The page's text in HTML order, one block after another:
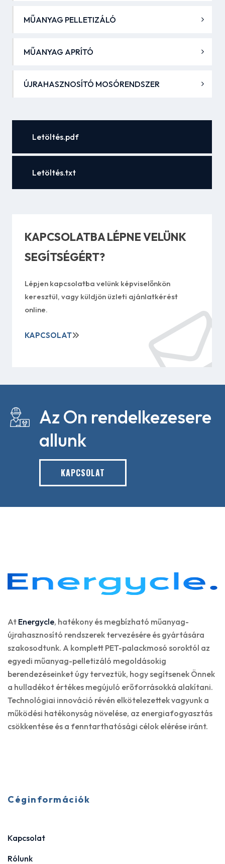
MŰANYAG PELLETIZÁLÓ
MŰANYAG APRÍTÓ
ÚJRAHASZNOSÍTÓ MOSÓRENDSZER
Letöltés.pdf
Letöltés.txt
KAPCSOLATBA LÉPNE VELÜNK
SEGÍTSÉGÉRT?
Lépjen kapcsolatba velünk képviselőnkön
keresztül, vagy küldjön üzleti ajánlatkérést
online.
KAPCSOLAT
Az On rendelkezesere
allunk
KAPCSOLAT
At Energycle, hatékony és megbízható műanyag-
újrahasznosító rendszerek tervezésére és gyártására
szakosodtunk. A komplett PET-palackmosó soroktól az
egyedi műanyag-pelletizáló megoldásokig
berendezéseinket úgy terveztük, hogy segítsenek Önnek
a hulladékot értékes megújuló erőforrásokká alakítani.
Technológiai innováció révén elkötelezettek vagyunk a
működési hatékonyság növelése, az energiafogyasztás
csökkentése és a fenntarthatósági célok elérése iránt.
Céginformációk
Kapcsolat
Rólunk